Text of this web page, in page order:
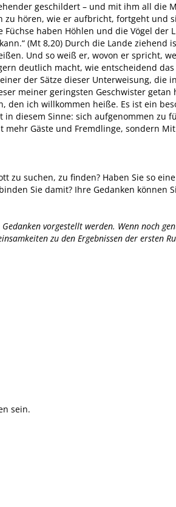
geschildert – und mit ihm all die
hören, wie er aufbricht, fortgeht und
haben Höhlen und die Vögel der
(Mt 8,20) Durch die Lande ziehend
Und so weiß er, wovon er spricht,
deutlich macht, wie entscheidend
der Sätze dieser Unterweisung, die
meiner geringsten Geschwister
den ich willkommen heiße. Es ist ein
diesem Sinne: sich aufgenommen zu
mehr Gäste und Fremdlinge, sondern
zu suchen, zu finden? Haben Sie so
Sie damit? Ihre Gedanken können
vorgestellt werden. Wenn noch
zu den Ergebnissen der ersten
sein.